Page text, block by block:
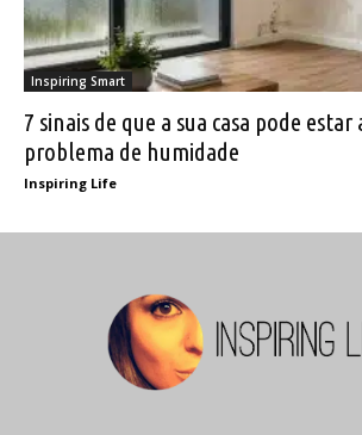
Inspiring Smart
7 sinais de que a sua casa pode
problema de humidade
Inspiring Life